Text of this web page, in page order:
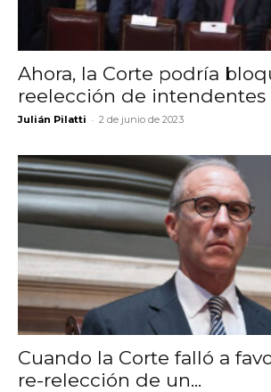
Ahora, la Corte podría
reelección de intendentes
Julián Pilatti - 2 de junio de 2023
Cuando la Corte falló a
re-relección de un...